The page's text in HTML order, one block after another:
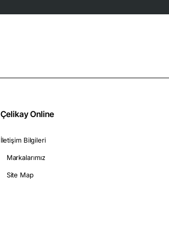
Çelikay Online
İletişim Bilgileri
Markalarımız
Site Map